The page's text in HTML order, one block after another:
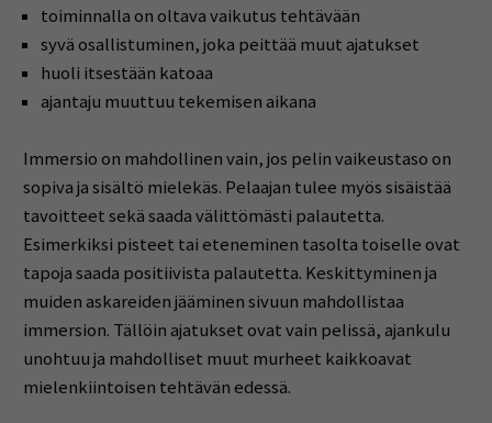
toiminnalla on oltava vaikutus tehtävään
syvä osallistuminen, joka peittää muut ajatukset
huoli itsestään katoaa
ajantaju muuttuu tekemisen aikana
Immersio on mahdollinen vain, jos pelin vaikeustaso on
sopiva ja sisältö mielekäs. Pelaajan tulee myös sisäistää
tavoitteet sekä saada välittömästi palautetta.
Esimerkiksi pisteet tai eteneminen tasolta toiselle ovat
tapoja saada positiivista palautetta. Keskittyminen ja
muiden askareiden jääminen sivuun mahdollistaa
immersion. Tällöin ajatukset ovat vain pelissä, ajankulu
unohtuu ja mahdolliset muut murheet kaikkoavat
mielenkiintoisen tehtävän edessä.